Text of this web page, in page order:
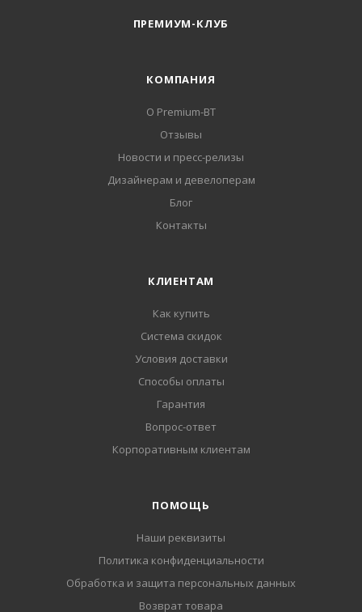
ПРЕМИУМ-КЛУБ
КОМПАНИЯ
О Premium-BT
Отзывы
Новости и пресс-релизы
Дизайнерам и девелоперам
Блог
Контакты
КЛИЕНТАМ
Как купить
Система скидок
Условия доставки
Способы оплаты
Гарантия
Вопрос-ответ
Корпоративным клиентам
ПОМОЩЬ
Наши реквизиты
Политика конфиденциальности
Обработка и защита персональных данных
Возврат товара